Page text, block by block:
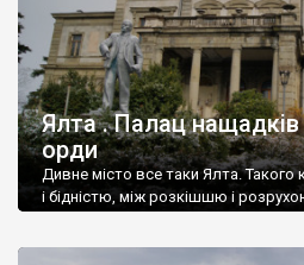
Ялта . Палац
орди
Дивне місто все таки Ялта. Такого
і бідністю, між розкішшю і